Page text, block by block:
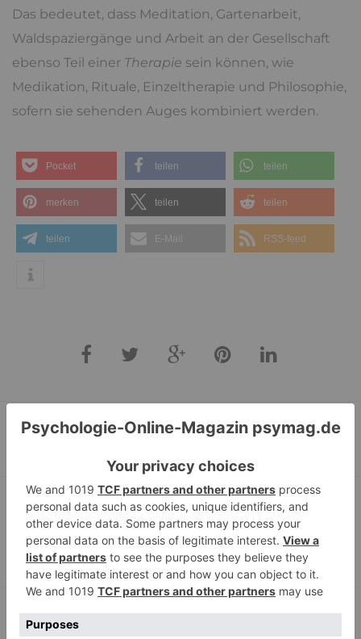
Das bedeutet, dass Meditation, Gartenarbeit,
Waldspaziergänge und Arbeit an der Gesellschaft
ebenso Teil einer Therapie sein können, wie
Medikation, Rituale, Einzeltherapie und Philosophie,
sofern sie sehenden Auges kombiniert werden.
Pocket teilen teilen
merken teilen teilen
teilen E-Mail RSS-feed
Schlagwörter: Diagnose, Hierarchie, ICD-11,
Psychische Erkrankungen durch eine kranke
Welt?
Wie löse ich mich von einem Narzissten? –
Befreiung aus toxischer Partnerschaft (1)